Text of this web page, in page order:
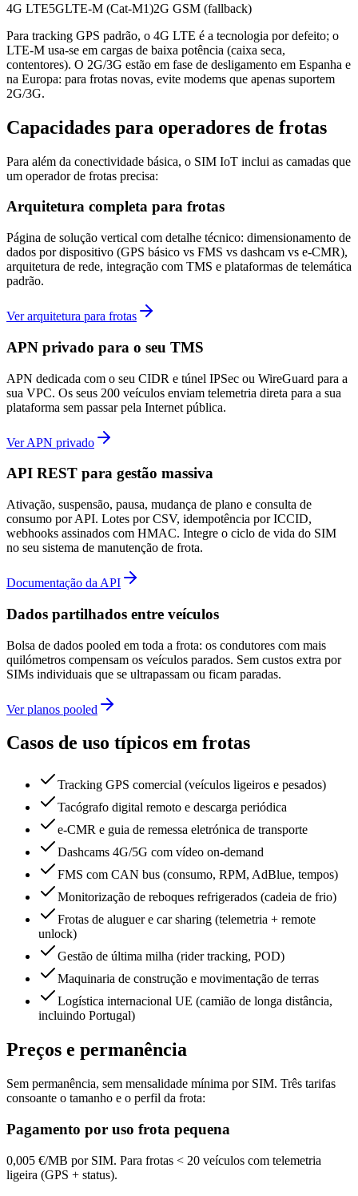
4G LTE5GLTE-M (Cat-M1)2G GSM (fallback)
Para tracking GPS padrão, o 4G LTE é a tecnologia por defeito; o
LTE-M usa-se em cargas de baixa potência (caixa seca,
contentores). O 2G/3G estão em fase de desligamento em Espanha e
na Europa: para frotas novas, evite modems que apenas suportem
2G/3G.
Capacidades para operadores de frotas
Para além da conectividade básica, o SIM IoT inclui as camadas que
um operador de frotas precisa:
Arquitetura completa para frotas
Página de solução vertical com detalhe técnico: dimensionamento de
dados por dispositivo (GPS básico vs FMS vs dashcam vs e-CMR),
arquitetura de rede, integração com TMS e plataformas de telemática
padrão.
Ver arquitetura para frotas
APN privado para o seu TMS
APN dedicada com o seu CIDR e túnel IPSec ou WireGuard para a
sua VPC. Os seus 200 veículos enviam telemetria direta para a sua
plataforma sem passar pela Internet pública.
Ver APN privado
API REST para gestão massiva
Ativação, suspensão, pausa, mudança de plano e consulta de
consumo por API. Lotes por CSV, idempotência por ICCID,
webhooks assinados com HMAC. Integre o ciclo de vida do SIM
no seu sistema de manutenção de frota.
Documentação da API
Dados partilhados entre veículos
Bolsa de dados pooled em toda a frota: os condutores com mais
quilómetros compensam os veículos parados. Sem custos extra por
SIMs individuais que se ultrapassam ou ficam paradas.
Ver planos pooled
Casos de uso típicos em frotas
Tracking GPS comercial (veículos ligeiros e pesados)
Tacógrafo digital remoto e descarga periódica
e-CMR e guia de remessa eletrónica de transporte
Dashcams 4G/5G com vídeo on-demand
FMS com CAN bus (consumo, RPM, AdBlue, tempos)
Monitorização de reboques refrigerados (cadeia de frio)
Frotas de aluguer e car sharing (telemetria + remote
unlock)
Gestão de última milha (rider tracking, POD)
Maquinaria de construção e movimentação de terras
Logística internacional UE (camião de longa distância,
incluindo Portugal)
Preços e permanência
Sem permanência, sem mensalidade mínima por SIM. Três tarifas
consoante o tamanho e o perfil da frota:
Pagamento por uso frota pequena
0,005 €/MB por SIM. Para frotas < 20 veículos com telemetria
ligeira (GPS + status).